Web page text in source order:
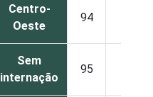
Centro-
Oeste
94
Sem
internação
95